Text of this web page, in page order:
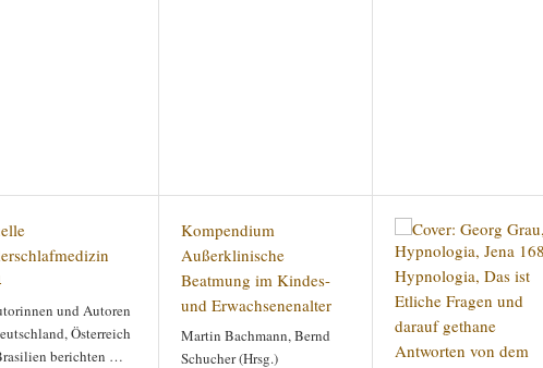
und Autoren
Österreich
berichten …
Kompendium
Außerklinische
Beatmung im Kindes-
und Erwachsenenalter
Martin Bachmann, Bernd
Schucher (Hrsg.)
Hypnologia, Das ist
Etliche Fragen und
darauf gethane
Antworten von dem